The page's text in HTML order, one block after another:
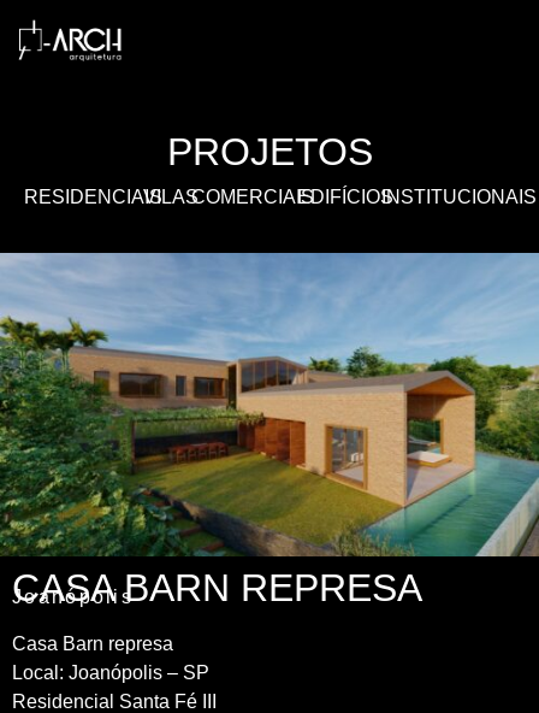
PROJETOS
RESIDENCIAISVILASCOMERCIAISEDIFÍCIOSINSTITUCIONAIS
CASA BARN REPRESA
Joanópolis
Casa Barn represa
Local: Joanópolis – SP
Residencial Santa Fé III